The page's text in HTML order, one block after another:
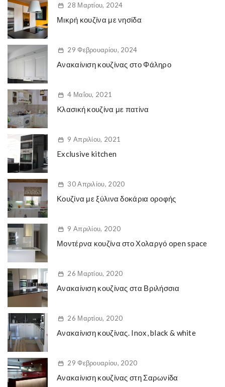
28 Μαρτίου, 2024
Μικρή κουζίνα με νησίδα
29 Φεβρουαρίου, 2024
Ανακαίνιση κουζίνας στο Φάληρο
4 Μαΐου, 2021
Kλασική κουζίνα με πατίνα
9 Απριλίου, 2021
Exclusive kitchen
30 Απριλίου, 2020
Κουζίνα με ξύλινα δοκάρια οροφής
9 Απριλίου, 2020
Μοντέρνα κουζίνα στο Χολαργό open space
26 Μαρτίου, 2020
Ανακαίνιση κουζίνας στα Βριλήσσια
26 Μαρτίου, 2020
Ανακαίνιση κουζίνας. Inox, black & white
29 Φεβρουαρίου, 2020
Ανακαίνιση κουζίνας στη Σαρωνίδα